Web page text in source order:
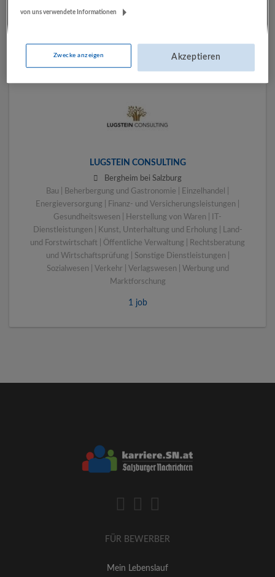
Gebrüder Weiss GmbH
LUGSTEIN CONSULTING
Bergheim bei Salzburg
Bau | Beherbergung und Gastronomie | Einzelhandel |
Energieversorgung | Finanz- und Versicherungsleistungen |
Gesundheitswesen | Herstellung von Waren | IT-
Dienstleistungen | Kunst, Unterhaltung und Erholung | Land-
und Forstwirtschaft | Öffentliche Verwaltung | Rechtsberatung
und Wirtschaftsprüfung | Sonstige Dienstleistungen |
Sozialwesen | Verkehr | Verlagswesen | Werbung und
Marktforschung
1 job
FÜR BEWERBER
Mein Lebenslauf
von uns verwendete Informationen
Zwecke anzeigen Akzeptieren